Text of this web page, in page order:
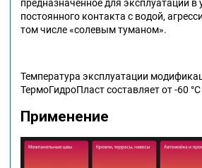
предназначенное для эксплуатации в
постоянного контакта с водой,
том числе «солевым туманом».
Температура эксплуатации
ТермоГидроПласт составляет от -60
Применение